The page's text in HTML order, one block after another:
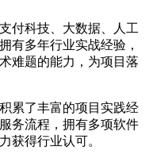
付科技、大数据、人工
有多年行业实战经验，
难题的能力，为项目落
累了丰富的项目实践经
务流程，拥有多项软件
获得行业认可。